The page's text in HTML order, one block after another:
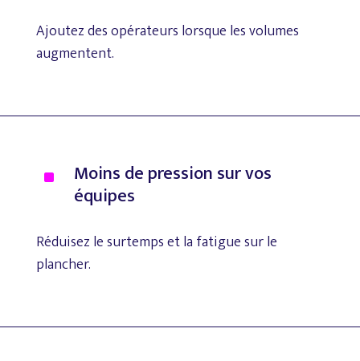
Ajoutezdesopérateurs lorsque lesvolumes
augmentent.
^ Moinsdepressionsurvos
équipes
Réduisez lesurtempsetla fatiguesurle
plancher.